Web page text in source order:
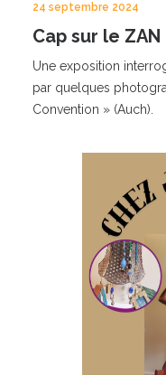
24 septembre 2024
Cap sur le ZAN
Une exposition
par quelques
Convention » (Auch).